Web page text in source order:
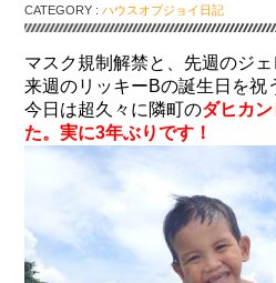
CATEGORY :ハウスオブジョイ日記
マスク規制解禁と、先週のジ
来週のリッキーBの誕生日を祝
今日は超久々に隣町のダヒカ
た。実に3年ぶりです！